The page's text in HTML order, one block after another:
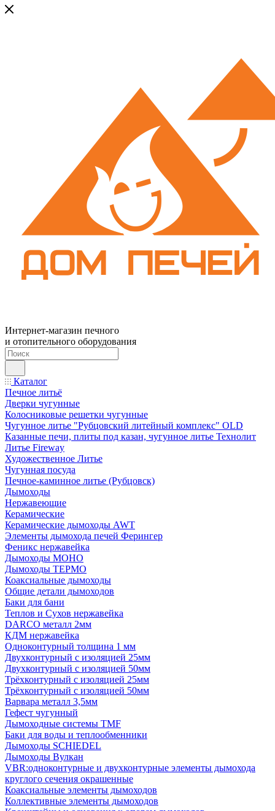
Интернет-магазин печного
и отопительного оборудования
Каталог
Печное литьё
Дверки чугунные
Колосниковые решетки чугунные
Чугунное литье "Рубцовский литейный комплекс" OLD
Казанные печи, плиты под казан, чугунное литье Технолит
Литье Fireway
Художественное Литье
Чугунная посуда
Печное-каминное литье (Рубцовск)
Дымоходы
Нержавеющие
Керамические
Керамические дымоходы AWT
Элементы дымохода печей Ферингер
Феникс нержавейка
Дымоходы МОНО
Дымоходы ТЕРМО
Коаксиальные дымоходы
Общие детали дымоходов
Баки для бани
Теплов и Сухов нержавейка
DARCO металл 2мм
КДМ нержавейка
Одноконтурный толщина 1 мм
Двухконтурный с изоляцией 25мм
Двухконтурный с изоляцией 50мм
Трёхконтурный с изоляцией 25мм
Трёхконтурный с изоляцией 50мм
Варвара металл 3,5мм
Гефест чугунный
Дымоходные системы TMF
Баки для воды и теплообменники
Дымоходы SCHIEDEL
Дымоходы Вулкан
VBR:одноконтурные и двухконтурные элементы дымохода
круглого сечения окрашенные
Коаксиальные элементы дымоходов
Коллективные элементы дымоходов